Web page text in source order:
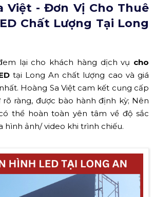
Việt - Đơn Vị Cho Thuê
Chất Lượng Tại Long
lại cho khách hàng dịch vụ cho
tại Long An chất lượng cao và giá
Hoàng Sa Việt cam kết cung cấp
ràng, được bào hành định kỳ; Nên
thể hoàn toàn yên tâm về độ sắc
hình ảnh/ video khi trình chiếu.